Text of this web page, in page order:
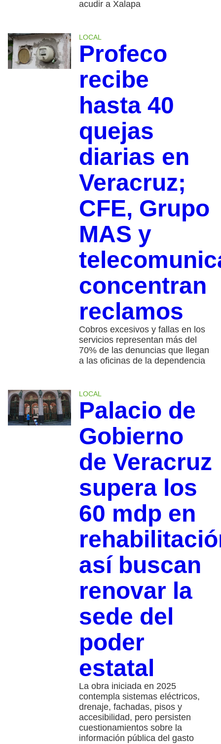
acudir a Xalapa
LOCAL
Profeco
recibe
hasta 40
quejas
diarias en
Veracruz;
CFE, Grupo
MAS y
concentran
reclamos
Cobros excesivos y fallas en los
servicios representan más del
70% de las denuncias que llegan
a las oficinas de la dependencia
LOCAL
Palacio de
Gobierno
de Veracruz
supera los
60 mdp en
así buscan
renovar la
sede del
poder
estatal
La obra iniciada en 2025
contempla sistemas eléctricos,
drenaje, fachadas, pisos y
accesibilidad, pero persisten
cuestionamientos sobre la
información pública del gasto